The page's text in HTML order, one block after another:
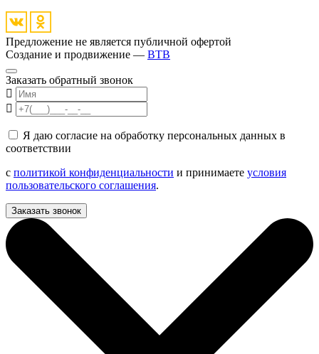
Предложение не является публичной офертой
Создание и продвижение — BTB
Заказать обратный звонок
Я даю согласие на обработку персональных данных в
соответствии
с политикой конфиденциальности и принимаете условия
пользовательского соглашения.
Заказать звонок